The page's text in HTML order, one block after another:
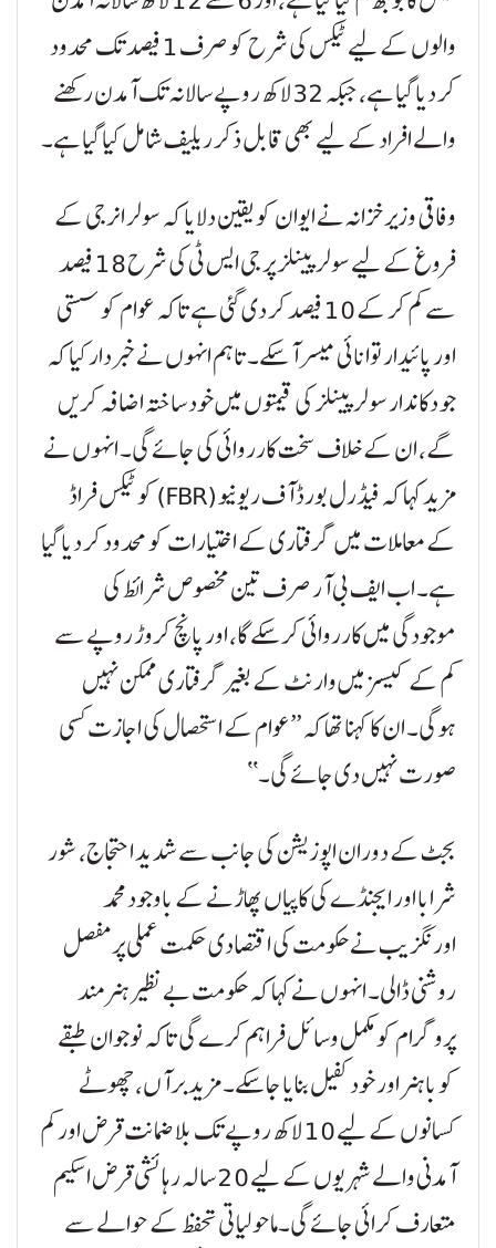
والوں کے لیے ٹیکس کی شرح کو صرف 1 فیصد تک محدود
کر دیا گیا ہے، جبکہ 32 لاکھ روپے سالانہ تک آمدن رکھنے
والے افراد کے لیے بھی قابل ذکر ریلیف شامل کیا گیا ہے۔
وفاقی وزیر خزانہ نے ایوان کو یقین دلایا کہ سولر انرجی کے
فروغ کے لیے سولر پینلز پر جی ایس ٹی کی شرح 18 فیصد
سے کم کر کے 10 فیصد کر دی گئی ہے تاکہ عوام کو سستی
اور پائیدار توانائی میسر آ سکے۔ تاہم انہوں نے خبردار کیا کہ
جو دکاندار سولر پینلز کی قیمتوں میں خود ساختہ اضافہ کریں
گے، ان کے خلاف سخت کارروائی کی جائے گی۔ انہوں نے
مزید کہا کہ فیڈرل بورڈ آف ریونیو (FBR) کو ٹیکس فراڈ
کے معاملات میں گرفتاری کے اختیارات کو محدود کر دیا گیا
ہے۔ اب ایف بی آر صرف تین مخصوص شرائط کی
موجودگی میں کارروائی کر سکے گا، اور پانچ کروڑ روپے سے
کم کے کیسز میں وارنٹ کے بغیر گرفتاری ممکن نہیں
ہوگی۔ ان کا کہنا تھا کہ ’’عوام کے استحصال کی اجازت کسی
صورت نہیں دی جائے گی۔‘‘
بجٹ کے دوران اپوزیشن کی جانب سے شدید احتجاج، شور
شرابا اور ایجنڈے کی کاپیاں پھاڑنے کے باوجود محمد
اورنگزیب نے حکومت کی اقتصادی حکمت عملی پر مفصل
روشنی ڈالی۔ انہوں نے کہا کہ حکومت بے نظیر ہنرمند
پروگرام کو مکمل وسائل فراہم کرے گی تاکہ نوجوان طبقے
کو باہنر اور خود کفیل بنایا جا سکے۔ مزید برآں، چھوٹے
کسانوں کے لیے 10 لاکھ روپے تک بلا ضمانت قرض اور کم
آمدنی والے شہریوں کے لیے 20 سالہ رہائشی قرض اسکیم
متعارف کرائی جائے گی۔ماحولیاتی تحفظ کے حوالے سے